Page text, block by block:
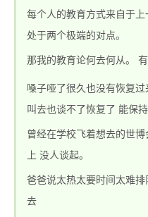
1.76_1.76传奇sf网
站_热血传奇1.76私
每个人的教育方式来自于
处于两个极端的对点。
那我的教育论何去何从。 有
嗓子哑了很久也没有恢复
叫去也谈不了恢复了 能保
曾经在学校飞着想去的世
上 没人谈起。
爸爸说太热太要时间太难
去